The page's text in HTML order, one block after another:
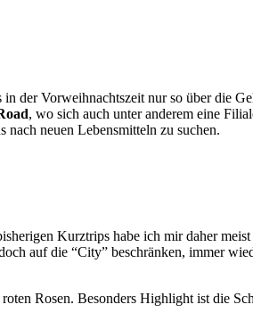
der Vorweihnachtszeit nur so über die
, wo sich auch unter anderem eine
neuen Lebensmitteln zu suchen.
Kurztrips habe ich mir daher
auf die “City” beschränken, immer
Rosen. Besonders Highlight ist die